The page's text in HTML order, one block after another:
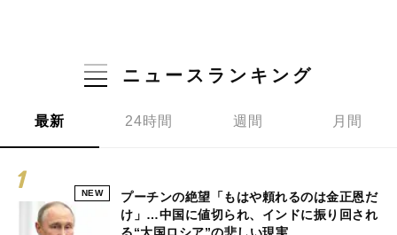
ニュースランキング
最新 24時間 週間 月間
NEW
プーチンの絶望「もはや頼れるのは金正恩だ
け」…中国に値切られ、インドに振り回され